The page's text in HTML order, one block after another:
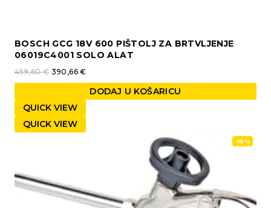
BOSCH GCG 18V 600 PIŠTOLJ ZA BRTVLJENJE
06019C4001 SOLO ALAT
459,60€ 390,66€
DODAJ U KOŠARICU
QUICK VIEW
QUICK VIEW
-15%